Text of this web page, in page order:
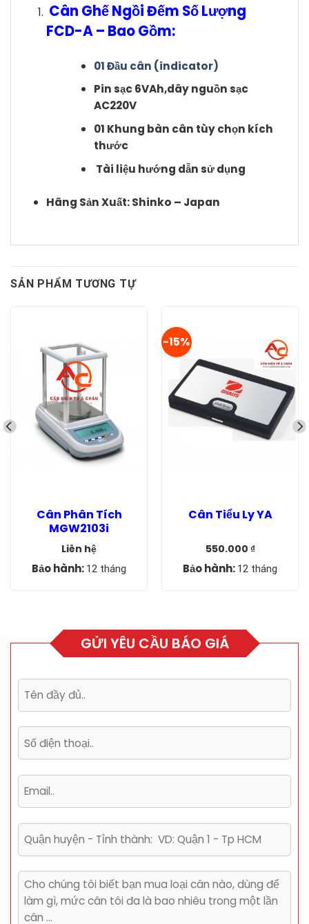
Cân Ghế Ngồi Đếm Số Lượng
FCD-A – Bao Gồm:
01 Đầu cân (indicator)
Pin sạc 6VAh,dây nguồn sạc
AC220V
01 Khung bàn cân tùy chọn kích
thước
Tài liệu hướng dẫn sử dụng
Hãng Sản Xuất: Shinko – Japan
SẢN PHẨM TƯƠNG TỰ
Cân Phân Tích
MGW2103i
Liên hệ
Bảo hành: 12 tháng
-15%
Cân Tiểu Ly YA
Giá
gốc
là:
550.000 ₫
Giá
hiện
tại
Bảo hành: 12 tháng
GỬI YÊU CẦU BÁO GIÁ